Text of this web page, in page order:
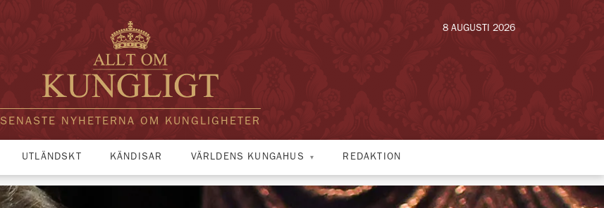
SENASTE NYHETERNA OM KUNGLIGHETER
8 AUGUSTI 2026
UTLÄNDSKT KÄNDISAR VÄRLDENS KUNGAHUS REDAKTION